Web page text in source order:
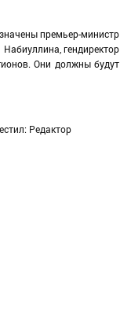
премьер-министр
гендиректор
Они должны будут
Редактор